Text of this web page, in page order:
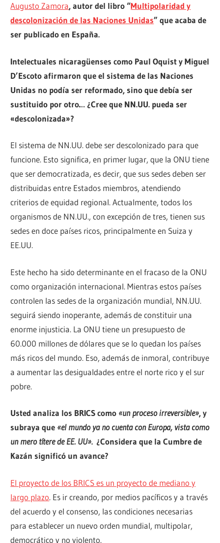
Augusto Zamora, autor del libro “Multipolaridad y
descolonización de las Naciones Unidas” que acaba de
ser publicado en España.
Intelectuales nicaragüenses como Paul Oquist y Miguel
D’Escoto afirmaron que el sistema de las Naciones
Unidas no podía ser reformado, sino que debía ser
sustituido por otro… ¿Cree que NN.UU. pueda ser
«descolonizada»?
El sistema de NN.UU. debe ser descolonizado para que
funcione. Esto significa, en primer lugar, que la ONU tiene
que ser democratizada, es decir, que sus sedes deben ser
distribuidas entre Estados miembros, atendiendo
criterios de equidad regional. Actualmente, todos los
organismos de NN.UU., con excepción de tres, tienen sus
sedes en doce países ricos, principalmente en Suiza y
EE.UU.
Este hecho ha sido determinante en el fracaso de la ONU
como organización internacional. Mientras estos países
controlen las sedes de la organización mundial, NN.UU.
seguirá siendo inoperante, además de constituir una
enorme injusticia. La ONU tiene un presupuesto de
60.000 millones de dólares que se lo quedan los países
más ricos del mundo. Eso, además de inmoral, contribuye
a aumentar las desigualdades entre el norte rico y el sur
pobre.
Usted analiza los BRICS como «un proceso irreversible», y
subraya que «el mundo ya no cuenta con Europa, vista como
un mero títere de EE. UU». ¿Considera que la Cumbre de
Kazán significó un avance?
El proyecto de los BRICS es un proyecto de mediano y
largo plazo. Es ir creando, por medios pacíficos y a través
del acuerdo y el consenso, las condiciones necesarias
para establecer un nuevo orden mundial, multipolar,
democrático y no violento.